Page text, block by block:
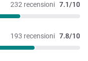
232 recensioni 7.1/10
193 recensioni 7.8/10